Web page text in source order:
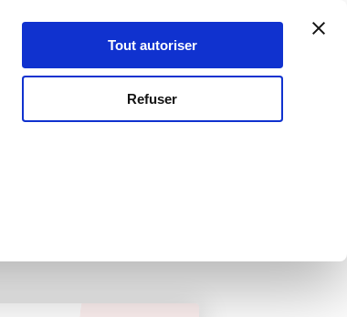
Tout autoriser
Refuser
Se connecter